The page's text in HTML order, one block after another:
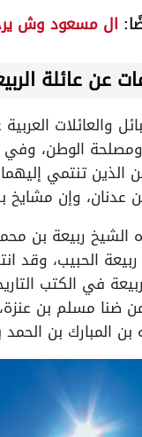
ال مسعود وش
عن عائلة
والعائلات
ومصلحة الوطن، وفي
الذين تنتمي
عدنان، وإن مشايخ
الحبيب، وقد
في الكتب
ضنا مسلم بن
بن المبارك بن